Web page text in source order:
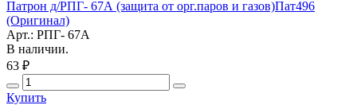
Патрон д/РПГ- 67А (защита от орг.паров и газов)Пат496
(Оригинал)
Арт.: РПГ- 67А
В наличии.
63 ₽
Купить